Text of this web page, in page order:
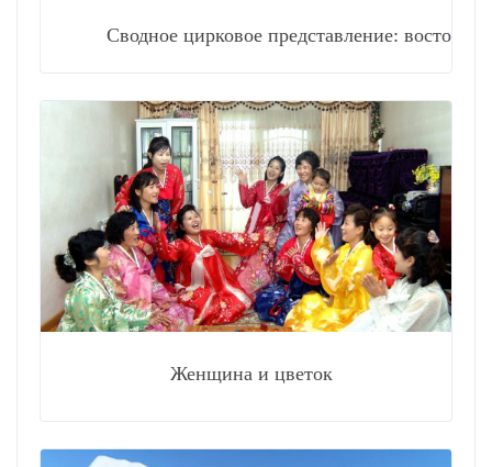
Сводное цирковое представление: восторг и
Женщина и цветок